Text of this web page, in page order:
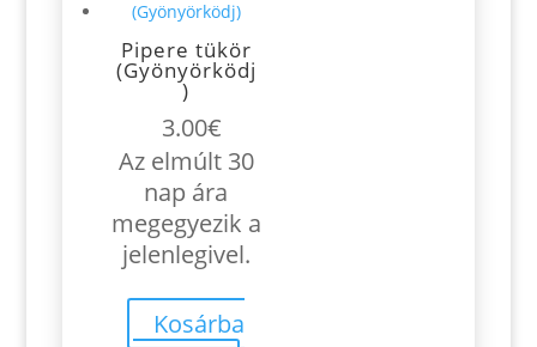
Pipere tükör
(Gyönyörködj
)
3.00€
Az elmúlt 30
nap ára
megegyezik a
jelenlegivel.
Kosárba